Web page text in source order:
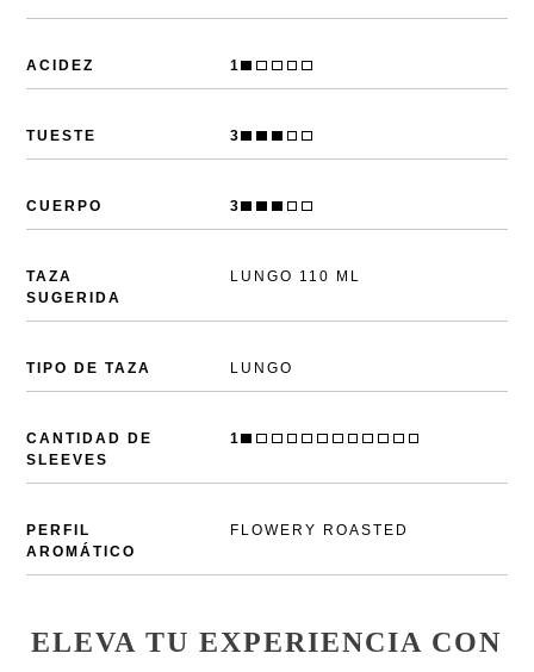
ACIDEZ 1
TUESTE 3
CUERPO 3
TAZA
SUGERIDA
LUNGO 110 ML
TIPO DE TAZA LUNGO
CANTIDAD DE
SLEEVES
1
PERFIL
AROMÁTICO
FLOWERY ROASTED
ELEVA TU EXPERIENCIA CON